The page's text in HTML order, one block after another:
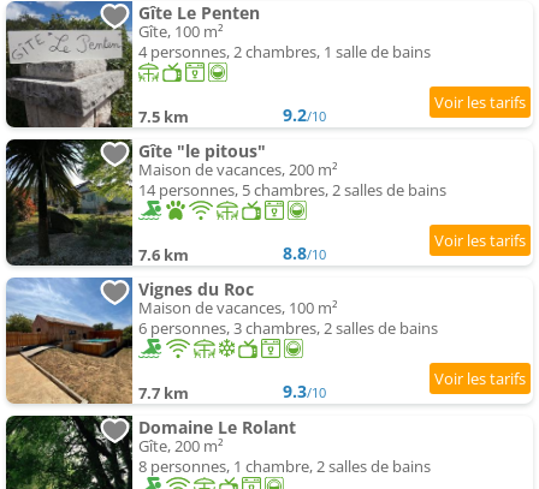
Gîte Le Penten
Gîte, 100 m²
4 personnes, 2 chambres, 1 salle de bains
7.5 km 9.2/10
Gîte "le pitous"
Maison de vacances, 200 m²
14 personnes, 5 chambres, 2 salles de bains
7.6 km 8.8/10
Vignes du Roc
Maison de vacances, 100 m²
6 personnes, 3 chambres, 2 salles de bains
7.7 km 9.3/10
Domaine Le Rolant
Gîte, 200 m²
8 personnes, 1 chambre, 2 salles de bains